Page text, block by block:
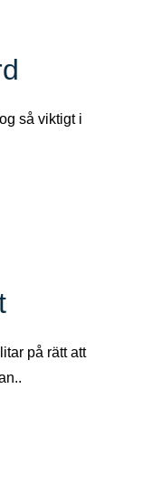
så viktigt i
på rätt att